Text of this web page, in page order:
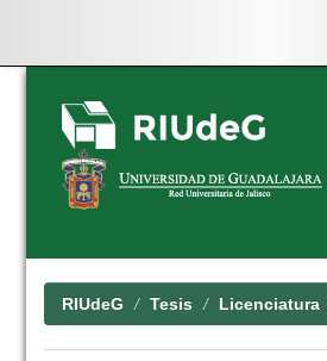
Skip
navigation
RIUdeG Tesis Licenciatura